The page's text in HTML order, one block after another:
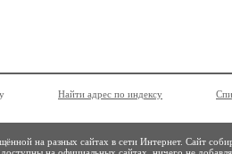
Найти адрес по индексу
на разных сайтах в сети Интернет. Сайт